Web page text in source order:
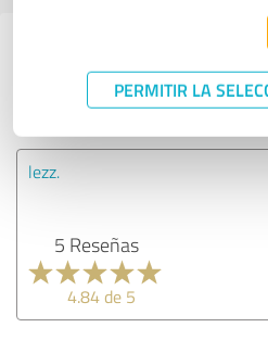
PERMITIR LA
proveedores de
Comercio
lezz.
5 Reseñas
4.84 de 5